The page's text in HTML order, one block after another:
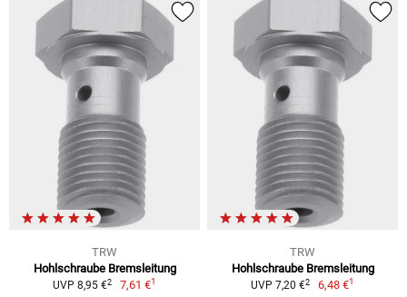
TRW
Hohlschraube Bremsleitung
UVP 8,95 €2 7,61 €1
TRW
Hohlschraube Bremsleitung
UVP 7,20 €2 6,48 €1